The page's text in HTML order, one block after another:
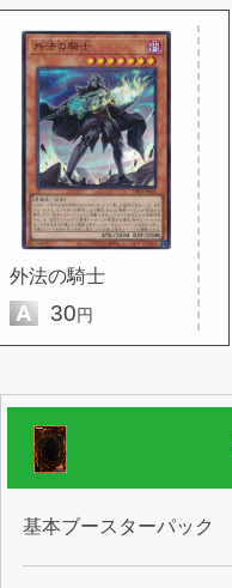
外法の騎士
A 30円
基本ブースターパック